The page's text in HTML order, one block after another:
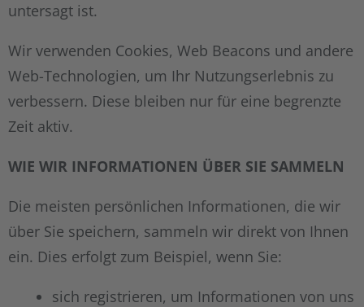
untersagt ist.
Wir verwenden Cookies, Web Beacons und andere
Web-Technologien, um Ihr Nutzungserlebnis zu
verbessern. Diese bleiben nur für eine begrenzte
Zeit aktiv.
WIE WIR INFORMATIONEN ÜBER SIE SAMMELN
Die meisten persönlichen Informationen, die wir
über Sie speichern, sammeln wir direkt von Ihnen
ein. Dies erfolgt zum Beispiel, wenn Sie:
sich registrieren, um Informationen von uns